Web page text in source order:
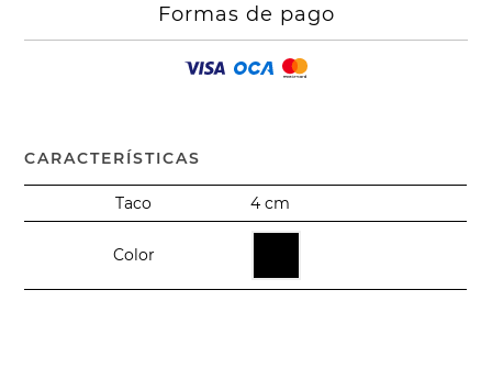
Formas de pago
CARACTERÍSTICAS
Taco 4 cm
Color